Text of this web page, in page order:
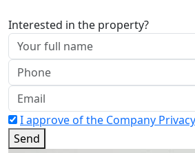
Interested in the property?
I approve of the Company
Send